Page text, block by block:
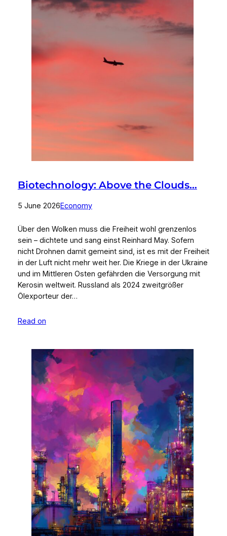
Biotechnology: Above the Clouds…
5 June 2026Economy
Über den Wolken muss die Freiheit wohl grenzenlos
sein – dichtete und sang einst Reinhard May. Sofern
nicht Drohnen damit gemeint sind, ist es mit der Freiheit
in der Luft nicht mehr weit her. Die Kriege in der Ukraine
und im Mittleren Osten gefährden die Versorgung mit
Kerosin weltweit. Russland als 2024 zweitgrößer
Ölexporteur der…
Read on